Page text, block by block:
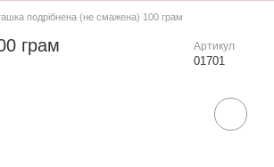
подрібнена (не смажена) 100 грам
грам Артикул
01701